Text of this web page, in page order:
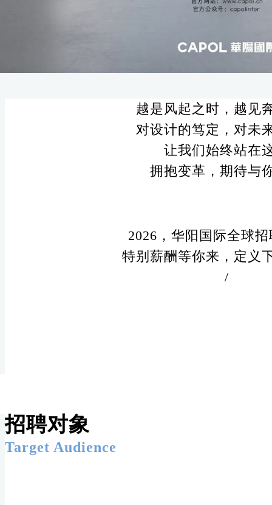
越是风起之时，越见
对设计的笃定，对未
让我们始终站在
拥抱变革，期待与
2026 ，华阳国际全球
特别薪酬等你来，定义
/
招聘对象
Target Audience